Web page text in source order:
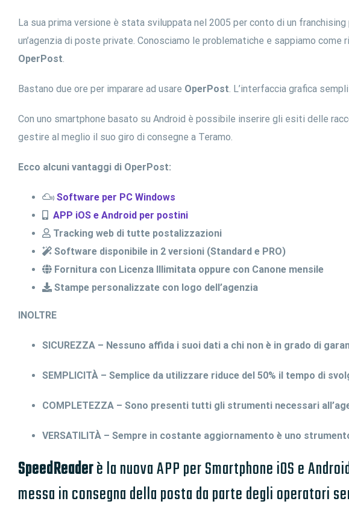
La sua prima versione è stata sviluppata nel 2005 per conto di un
un’agenzia di poste private. Conosciamo le problematiche e sappiamo
OperPost
Bastano due ore per imparare ad usare OperPost . L’interfaccia grafica
Con uno smartphone basato su Android è possibile inserire gli esiti delle
gestire al meglio il suo giro di consegne a Teramo.
Ecco alcuni vantaggi di OperPost:
Software per PC Windows
APP iOS e Android per postini
Tracking web di tutte postalizzazioni
Software disponibile in 2 versioni (Standard e PRO)
Fornitura con Licenza Illimitata oppure con Canone mensile
Stampe personalizzate con logo dell’agenzia
INOLTRE
SICUREZZA – Nessuno affida i suoi dati a chi non è in grado di
SEMPLICITÀ – Semplice da utilizzare riduce del 50% il tempo di
COMPLETEZZA – Sono presenti tutti gli strumenti necessari
VERSATILITÀ – Sempre in costante aggiornamento è uno
SpeedReaderè la nuova APP per Smartphone iOS e
messa in consegna della posta da parte degli operatori